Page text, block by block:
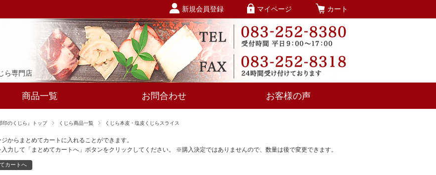
新規会員登録 マイページ カート
ら専門店
商品一覧 お問合わせ お客様の声
印のくじら』トップ くじら商品一覧 くじら本皮・塩皮くじらスライス
からまとめてカートに入れることができます。
力して「まとめてカートへ」ボタンをクリックしてください。 ※購入決定ではありませんので、数量は後で変更できます。